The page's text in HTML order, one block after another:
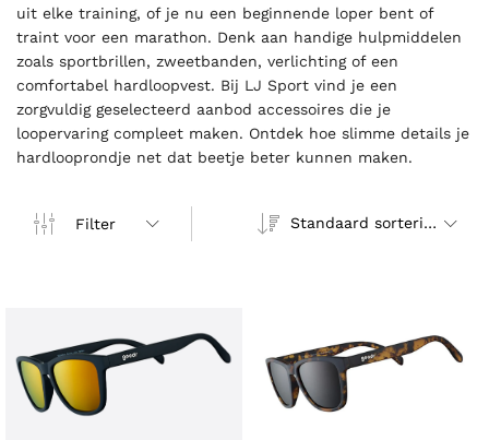
uit elke training, of je nu een beginnende loper bent of
traint voor een marathon. Denk aan handige hulpmiddelen
zoals sportbrillen, zweetbanden, verlichting of een
comfortabel hardloopvest. Bij LJ Sport vind je een
zorgvuldig geselecteerd aanbod accessoires die je
loopervaring compleet maken. Ontdek hoe slimme details je
hardlooprondje net dat beetje beter kunnen maken.
Filter Standaard sortering